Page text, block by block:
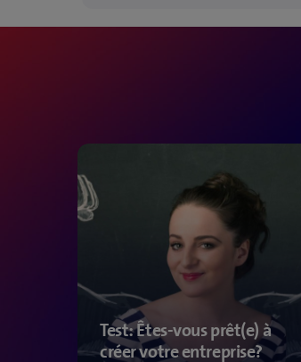
Test: Êtes-vous prêt(e) à
créer votre entreprise?